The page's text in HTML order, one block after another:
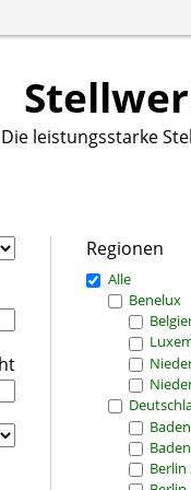
Die leistungsstarke
Regionen
Alle
Benelux
Berlin